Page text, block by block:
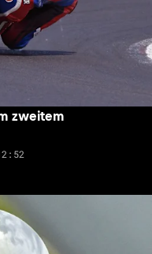
zweitem